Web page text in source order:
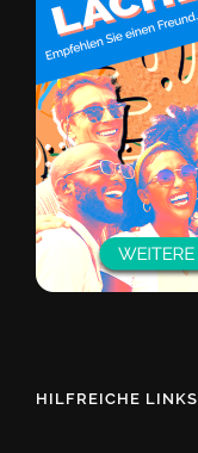
HILFREICHE LINKS